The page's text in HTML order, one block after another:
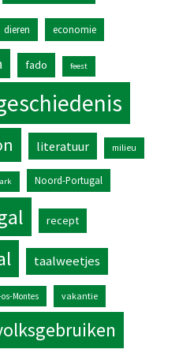
dieren economie
fado feest
literatuur milieu
Noord-Portugal
recept
taalweetjes
Montes vakantie